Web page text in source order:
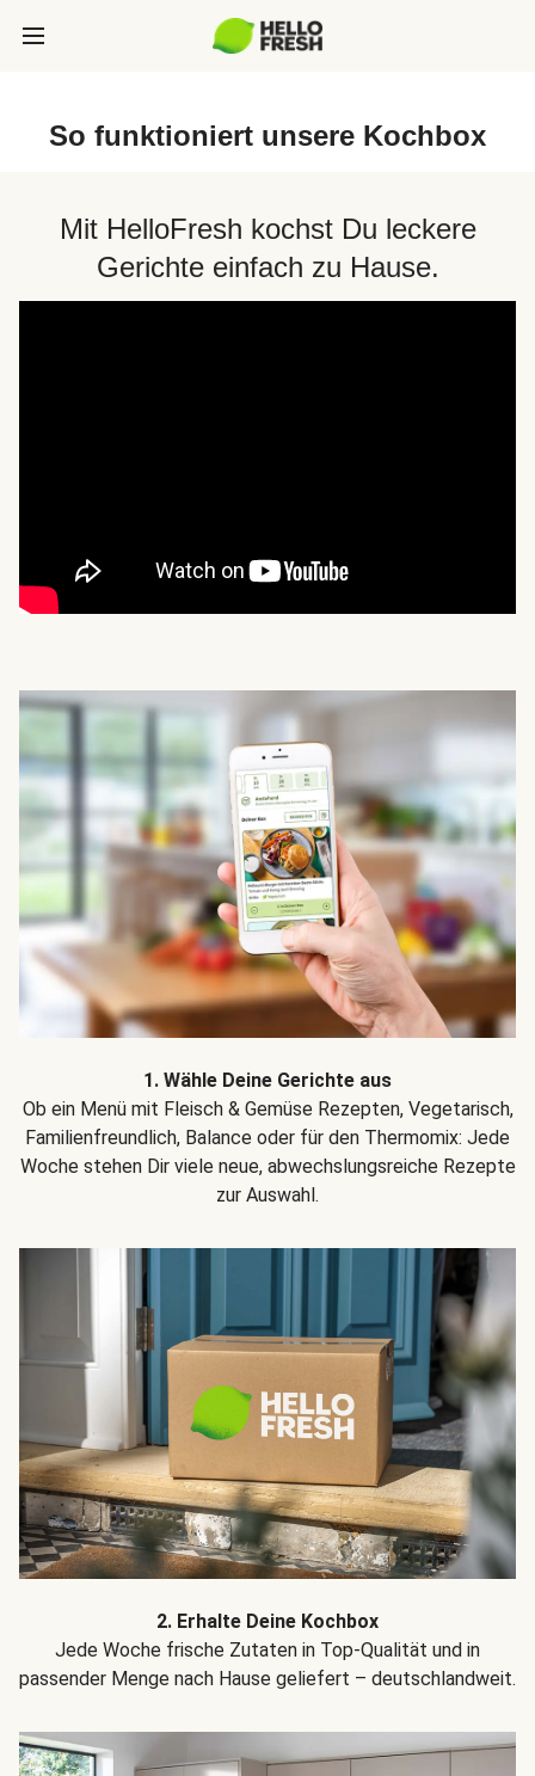
So funktioniert unsere Kochbox
Mit HelloFresh kochst Du leckere
Gerichte einfach zu Hause.
1. Wähle Deine Gerichte aus
Ob ein Menü mit Fleisch & Gemüse Rezepten, Vegetarisch,
Familienfreundlich, Balance oder für den Thermomix: Jede
Woche stehen Dir viele neue, abwechslungsreiche Rezepte
zur Auswahl.
2. Erhalte Deine Kochbox
Jede Woche frische Zutaten in Top-Qualität und in
passender Menge nach Hause geliefert – deutschlandweit.